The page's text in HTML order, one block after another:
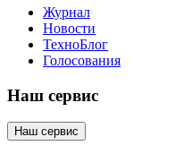
Журнал
Новости
ТехноБлог
Голосования
Наш сервис
Наш сервис